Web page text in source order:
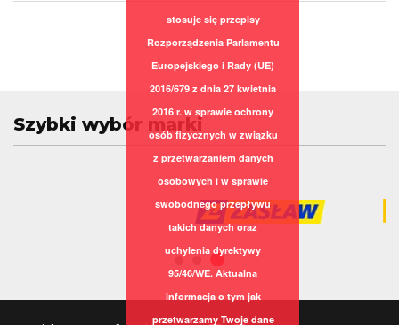
Szybki wybór marki
stosuje się przepisy
Rozporządzenia Parlamentu
Europejskiego i Rady (UE)
2016/679 z dnia 27 kwietnia
2016 r. w sprawie ochrony
osób fizycznych w związku
z przetwarzaniem danych
osobowych i w sprawie
swobodnego przepływu
takich danych oraz
uchylenia dyrektywy
95/46/WE. Aktualna
informacja o tym jak
przetwarzamy Twoje dane